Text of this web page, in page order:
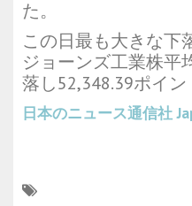
た。
この日最も大きな下
ジョーンズ工業株平
落し52,348.39ポイン
日本のニュース通信社